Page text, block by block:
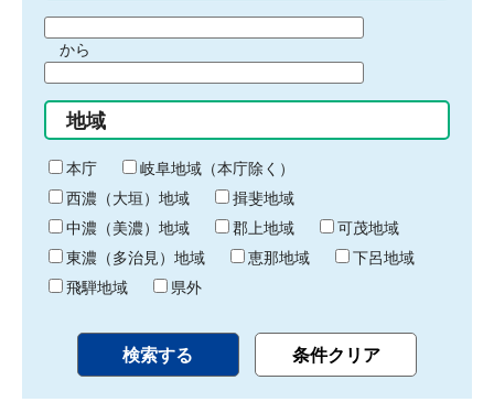
間
始
り
から
間
終
わ
り
地域
本庁
岐阜地域（本庁除く）
西濃（大垣）地域
揖斐地域
中濃（美濃）地域
郡上地域
可茂地域
東濃（多治見）地域
恵那地域
下呂地域
飛騨地域
県外